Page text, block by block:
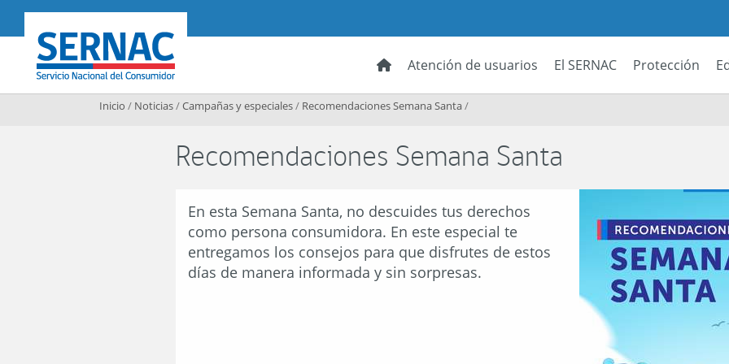
SERNAC
Atención de usuarios El SERNAC Protección
Inicio / Noticias/Campañas y especiales/ Recomendaciones Semana Santa/
Recomendaciones Semana Santa
En esta Semana Santa, no descuides tus derechos
como persona consumidora. En este especial te
entregamos los consejos para que disfrutes de estos
días de manera informada y sin sorpresas.